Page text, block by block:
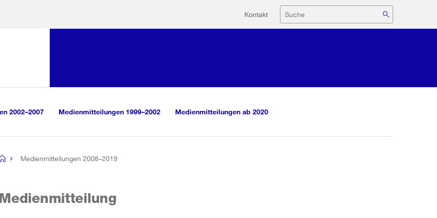
Hilfsnavigation
Kontakt Suche
2002–2007 Medienmitteilungen 1999–2002 Medienmitteilungen ab 2020
Medienmitteilungen 2008–2019